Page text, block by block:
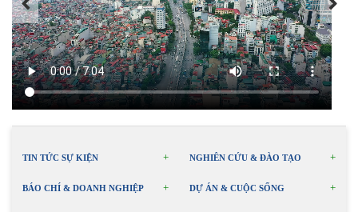
TIN TỨC SỰ KIỆN NGHIÊN CỨU & ĐÀO TẠO
BÁO CHÍ & DOANH NGHIỆP DỰ ÁN & CUỘC SỐNG